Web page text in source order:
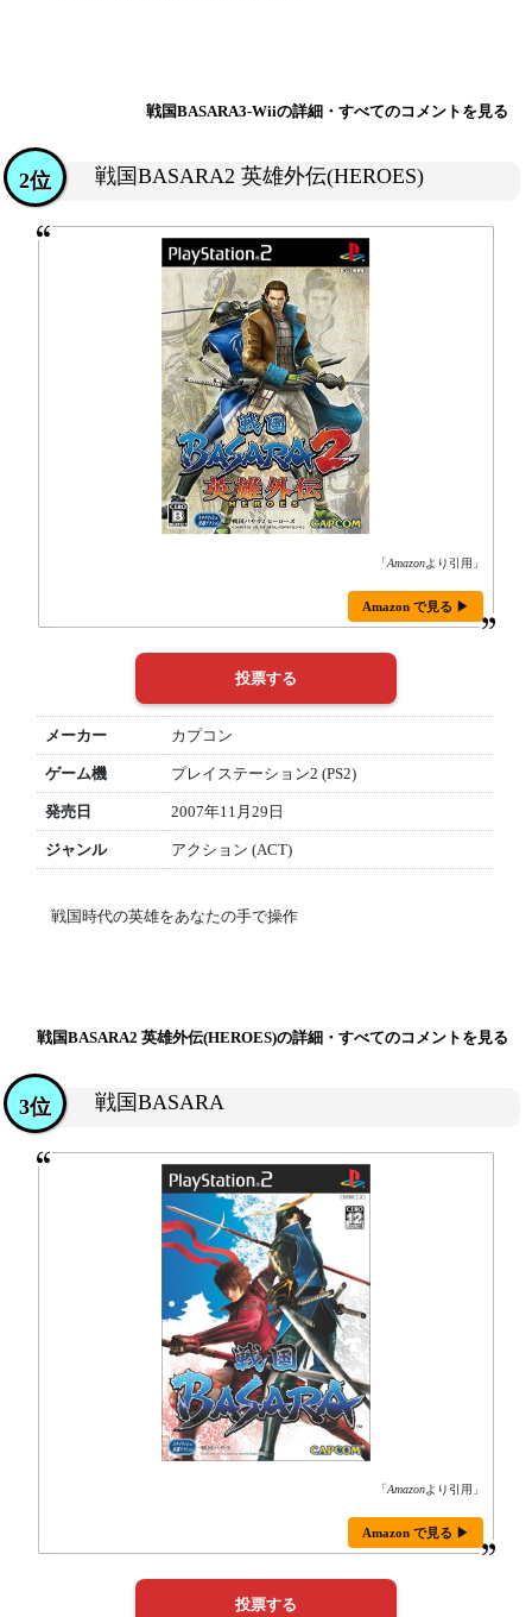
戦国BASARA3-Wiiの詳細・すべてのコメントを見る
戦国BASARA2 英雄外伝(HEROES)
2位
「Amazonより引用」
Amazon で見る ▶
メーカー カプコン
ゲーム機 プレイステーション2 (PS2)
発売日 2007年11月29日
ジャンル アクション (ACT)
戦国時代の英雄をあなたの手で操作
戦国BASARA2 英雄外伝(HEROES)の詳細・すべてのコメントを見る
戦国BASARA
3位
「Amazonより引用」
Amazon で見る ▶